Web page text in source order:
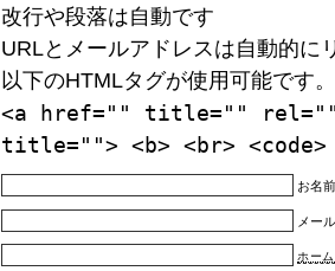
改行や段落は自動です
URLとメールアドレスは自動的に
以下のHTMLタグが使用可能です。
<a href="" title=""
title=""> <b> <br>
お名
メー
ホー